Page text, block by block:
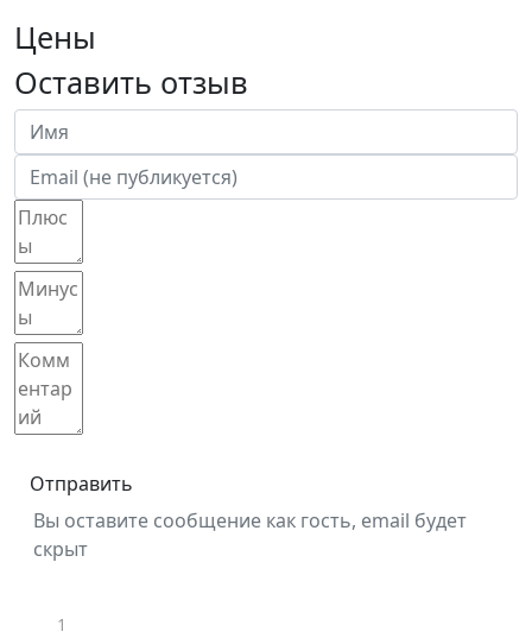
Цены
Оставить отзыв
Отправить
Вы оставите сообщение как гость, email будет
скрыт
1